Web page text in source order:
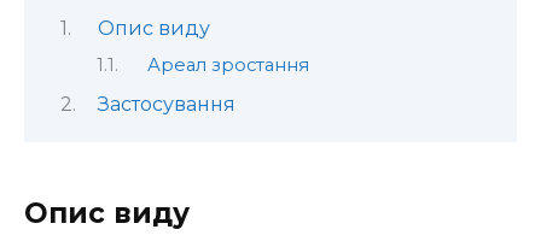
Опис виду
Ареал зростання
Застосування
Опис виду